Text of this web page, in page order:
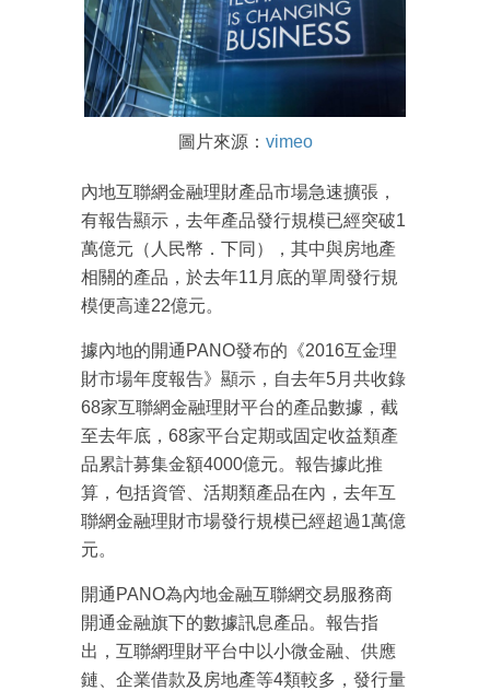
圖片來源： vimeo
內地互聯網金融理財產品市場急速擴張，
有報告顯示，去年產品發行規模已經突破1
萬億元（人民幣．下同），其中與房地產
相關的產品，於去年11月底的單周發行規
模便高達22億元。
據內地的開通PANO發布的《2016互金理
財市場年度報告》顯示，自去年5月共收錄
68家互聯網金融理財平台的產品數據，截
至去年底，68家平台定期或固定收益類產
品累計募集金額4000億元。報告據此推
算，包括資管、活期類產品在內，去年互
聯網金融理財市場發行規模已經超過1萬億
元。
開通PANO為內地金融互聯網交易服務商
開通金融旗下的數據訊息產品。報告指
出，互聯網理財平台中以小微金融、供應
鏈、企業借款及房地產等4類較多，發行量